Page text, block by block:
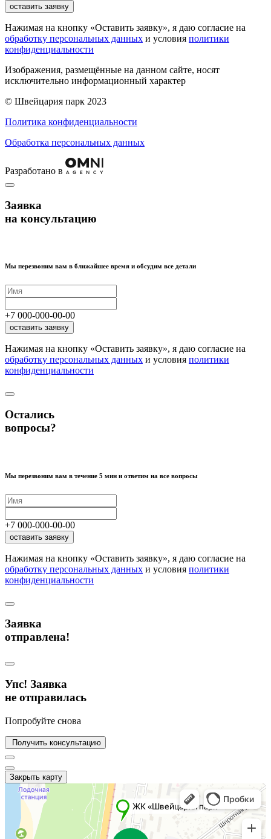
оставить заявку
Нажимая на кнопку «Оставить заявку», я даю согласие на
обработку персональных данных и условия политики
конфиденциальности
Изображения, размещённые на данном сайте, носят
исключительно информационный характер
© Швейцария парк 2023
Политика конфиденциальности
Обработка персональных данных
Разработано в
Заявка
на консультацию
Мы перезвоним вам в ближайшее время и обсудим все детали
+7 000-000-00-00
оставить заявку
Нажимая на кнопку «Оставить заявку», я даю согласие на
обработку персональных данных и условия политики
конфиденциальности
Остались
вопросы?
Мы перезвоним вам в течение 5 мин и ответим на все вопросы
+7 000-000-00-00
оставить заявку
Нажимая на кнопку «Оставить заявку», я даю согласие на
обработку персональных данных и условия политики
конфиденциальности
Заявка
отправлена!
Упс! Заявка
не отправилась
Попробуйте снова
Получить консультацию
Закрыть карту